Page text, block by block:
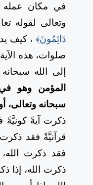
في مكان عمله
وتعالى لقوله
دَائِمُونَ﴾ ،كيف
صلوات، هذه
إلى الله
المؤمن وهو
سبحانه وتعالى،
ذكرت آيةً كونيَّةً
قرآنيَّةً فقد
فقد ذكرت
ذكرت الله،